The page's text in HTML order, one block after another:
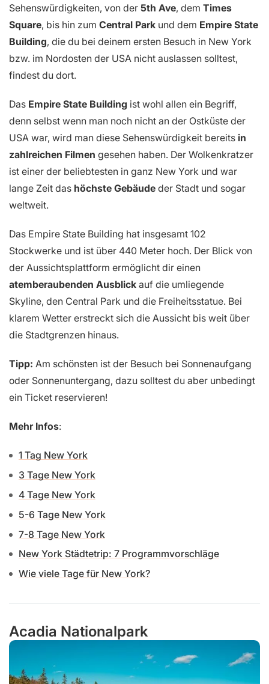
Sehenswürdigkeiten, von der 5th Ave, dem Times
Square, bis hin zum Central Park und dem Empire State
Building, die du bei deinem ersten Besuch in New York
bzw. im Nordosten der USA nicht auslassen solltest,
findest du dort.
Das Empire State Building ist wohl allen ein Begriff,
denn selbst wenn man noch nicht an der Ostküste der
USA war, wird man diese Sehenswürdigkeit bereits in
zahlreichen Filmen gesehen haben. Der Wolkenkratzer
ist einer der beliebtesten in ganz New York und war
lange Zeit das höchste Gebäude der Stadt und sogar
weltweit.
Das Empire State Building hat insgesamt 102
Stockwerke und ist über 440 Meter hoch. Der Blick von
der Aussichtsplattform ermöglicht dir einen
atemberaubenden Ausblick auf die umliegende
Skyline, den Central Park und die Freiheitsstatue. Bei
klarem Wetter erstreckt sich die Aussicht bis weit über
die Stadtgrenzen hinaus.
Tipp: Am schönsten ist der Besuch bei Sonnenaufgang
oder Sonnenuntergang, dazu solltest du aber unbedingt
ein Ticket reservieren!
Mehr Infos:
1 Tag New York
3 Tage New York
4 Tage New York
5-6 Tage New York
7-8 Tage New York
New York Städtetrip: 7 Programmvorschläge
Wie viele Tage für New York?
Acadia Nationalpark